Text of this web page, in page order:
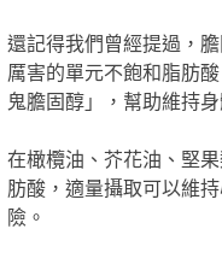
還記得我們曾經提過，
厲害的單元不飽和脂肪
鬼膽固醇」，幫助維持
在橄欖油、芥花油、堅
肪酸，適量攝取可以維
險。